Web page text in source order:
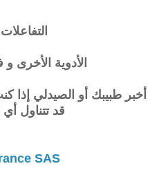
الأدوية الأخرى
أخبر طبيبك أو الصيدلي إذا
قد تتناول
SAS